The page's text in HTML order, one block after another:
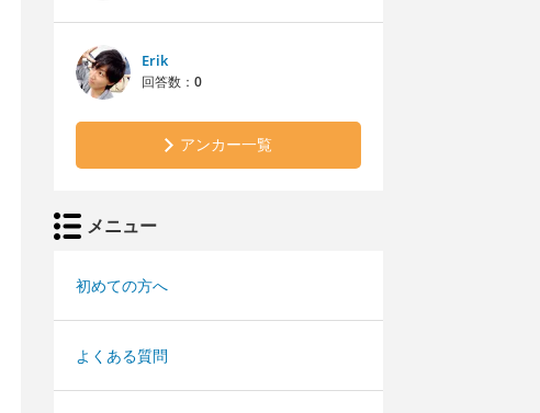
Erik
回答数： 0
アンカー一覧
メニュー
初めての方へ
よくある質問